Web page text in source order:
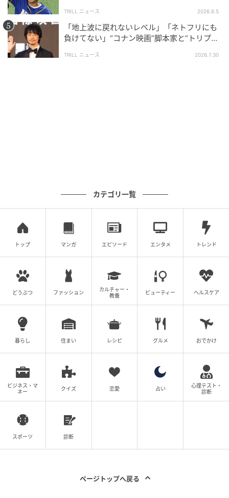
彼女の凄みは、古典的な悪女の存在感を保ったまま、
現代の空気感に接続できる点にある。だからこそ最終
回での登場に、話題が絶えないのだろう。
水曜プラチナイト『鬼女の棲む家』(C)中京テレビ
ヒイラギ＝美月の動機は、過去に明香里に炎上させら
れたことへの恨みだ。ここが重要で、本作は単なる“い
つかは悪人が裁かれる構図”に回収されない。
私刑は正義のふりをするが、いつでも私怨に化ける可
能性がある。明香里がネットの世界に逃げ込んだの
最終回では、徹底的にその逃げ道が塞がれた。ネット
上で他者を追い詰めた彼女が、最後には家族もろとも
炎上させられてしまう。悪意を持った人間は、やがて
巡り巡って悪意に晒され、破滅させられる……その連鎖
が見える。
罪”として消費されていないのが良い。刺された瞬間に
TRILL ニュース 2026.8.5
「地上波に戻れないレベル」「ネトフリにも
負けてない」“コナン映画”脚本家と“トリプル
TRILL ニュース 2026.7.30
カテゴリ一覧
トップ マンガ エピソード エンタメ トレンド
どうぶつ ファッション
カルチャー・
教養
ビューティー ヘルスケア
暮らし 住まい レシピ グルメ おでかけ
ビジネス・マ
ネー
クイズ 恋愛 占い
心理テスト・
診断
スポーツ 診断
ページトップへ戻る